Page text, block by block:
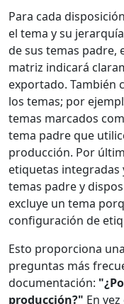
Para cada
el tema y su
de sus temas padre,
matriz indicará
exportado. También
los temas; por
temas marcados
tema padre que
producción. Por
etiquetas integradas
temas padre y
excluye un tema
configuración de
Esto proporciona
preguntas más
documentación:
producción?" En